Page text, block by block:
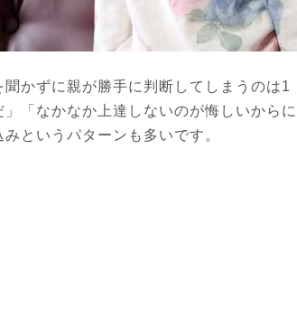
かずに親が勝手に判断してしまうのは1
「なかなか上達しないのが悔しいからに
というパターンも多いです。